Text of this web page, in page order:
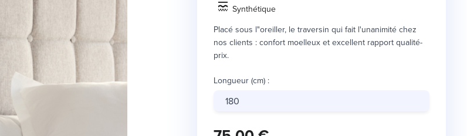
Synthétique
Placé sous l"oreiller, le traversin qui fait l'unanimité chez
nos clients : confort moelleux et excellent rapport qualité-
prix.
Longueur (cm) :
180